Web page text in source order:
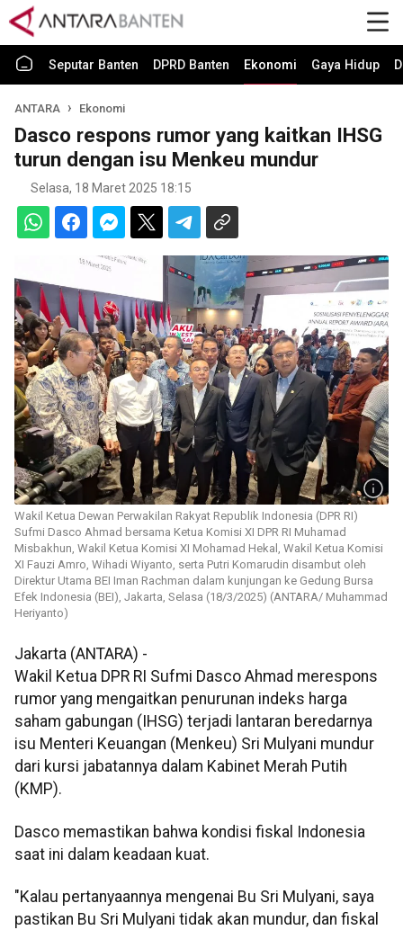
Seputar Banten DPRD Banten Ekonomi Gaya Hidup
ANTARA Ekonomi
Dasco respons rumor yang kaitkan IHSG
turun dengan isu Menkeu mundur
Selasa, 18 Maret 2025 18:15
Wakil Ketua Dewan Perwakilan Rakyat Republik Indonesia (DPR RI)
Sufmi Dasco Ahmad bersama Ketua Komisi XI DPR RI Muhamad
Misbakhun, Wakil Ketua Komisi XI Mohamad Hekal, Wakil Ketua Komisi
XI Fauzi Amro, Wihadi Wiyanto, serta Putri Komarudin disambut oleh
Direktur Utama BEI Iman Rachman dalam kunjungan ke Gedung Bursa
Efek Indonesia (BEI), Jakarta, Selasa (18/3/2025) (ANTARA/ Muhammad
Heriyanto)
Jakarta (ANTARA) -
Wakil Ketua DPR RI Sufmi Dasco Ahmad merespons
rumor yang mengaitkan penurunan indeks harga
saham gabungan (IHSG) terjadi lantaran beredarnya
isu Menteri Keuangan (Menkeu) Sri Mulyani mundur
dari kursi jabatannya dalam Kabinet Merah Putih
(KMP).
Dasco memastikan bahwa kondisi fiskal Indonesia
saat ini dalam keadaan kuat.
"Kalau pertanyaannya mengenai Bu Sri Mulyani, saya
pastikan Bu Sri Mulyani tidak akan mundur, dan fiskal